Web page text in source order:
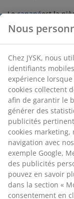
Lecanapéest la
meuble le plus
recherche d’un
gamme de
canapés d’angle
avons des
puissiez
Table basse
Un canapé est
Avec unetable
pour poser votre
alternative à la
petit qu’une table
peut être placé à
pour les canapés
Faites votre choix
Nous
Chez JYSK, nous
identifiants
expérience
cookies collectent
afin de garantir le
générer des
publicités
cookies marketing,
navigation avec
exemple Google,
des publicités
pouvez en savoir
dans la section «
consentement en